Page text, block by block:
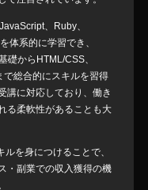
、Ruby、
体系的に学習でき、
礎からHTML/CSS、
で総合的にスキルを習得
講に対応しており、働き
る柔軟性があることも大
を身につけることで、
・副業での収入獲得の機